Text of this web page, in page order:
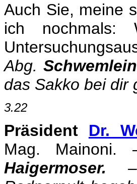
Auch Sie, meine
ich
Abg.Schwemlein
das Sakko bei dir
3.22
Präsident Dr.
Mag. Mainoni.
Haigermoser. –